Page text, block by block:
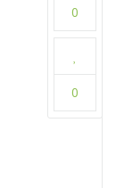
0
0